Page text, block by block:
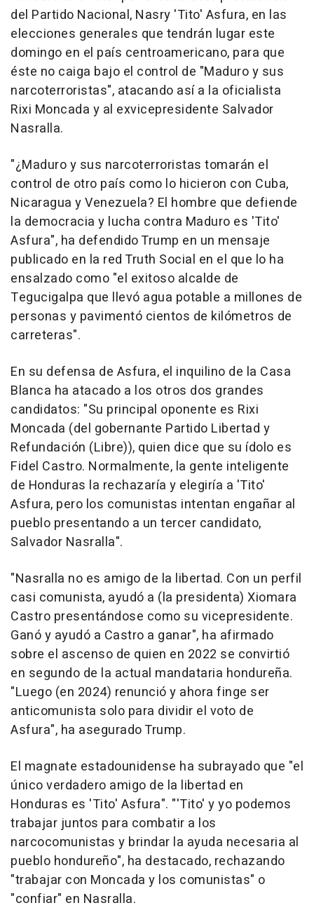
del Partido Nacional, Nasry 'Tito' Asfura, en las
elecciones generales que tendrán lugar este
domingo en el país centroamericano, para que
éste no caiga bajo el control de "Maduro y sus
narcoterroristas", atacando así a la oficialista
Rixi Moncada y al exvicepresidente Salvador
Nasralla.
"¿Maduro y sus narcoterroristas tomarán el
control de otro país como lo hicieron con Cuba,
Nicaragua y Venezuela? El hombre que defiende
la democracia y lucha contra Maduro es 'Tito'
Asfura", ha defendido Trump en un mensaje
publicado en la red Truth Social en el que lo ha
ensalzado como "el exitoso alcalde de
Tegucigalpa que llevó agua potable a millones de
personas y pavimentó cientos de kilómetros de
carreteras".
En su defensa de Asfura, el inquilino de la Casa
Blanca ha atacado a los otros dos grandes
candidatos: "Su principal oponente es Rixi
Moncada (del gobernante Partido Libertad y
Refundación (Libre)), quien dice que su ídolo es
Fidel Castro. Normalmente, la gente inteligente
de Honduras la rechazaría y elegiría a 'Tito'
Asfura, pero los comunistas intentan engañar al
pueblo presentando a un tercer candidato,
Salvador Nasralla".
"Nasralla no es amigo de la libertad. Con un perfil
casi comunista, ayudó a (la presidenta) Xiomara
Castro presentándose como su vicepresidente.
Ganó y ayudó a Castro a ganar", ha afirmado
sobre el ascenso de quien en 2022 se convirtió
en segundo de la actual mandataria hondureña.
"Luego (en 2024) renunció y ahora finge ser
anticomunista solo para dividir el voto de
Asfura", ha asegurado Trump.
El magnate estadounidense ha subrayado que "el
único verdadero amigo de la libertad en
Honduras es 'Tito' Asfura". "'Tito' y yo podemos
trabajar juntos para combatir a los
narcocomunistas y brindar la ayuda necesaria al
pueblo hondureño", ha destacado, rechazando
"trabajar con Moncada y los comunistas" o
"confiar" en Nasralla.